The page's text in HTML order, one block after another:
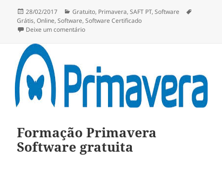
Publicado
a
28/02/2017 Categorias
Gratuito, Primavera,SAFT PT,Software
Grátis,Online,Software,Software Certificado
Deixe um comentáriosobre Software online de faturação grátis
Formação Primavera
Software gratuita